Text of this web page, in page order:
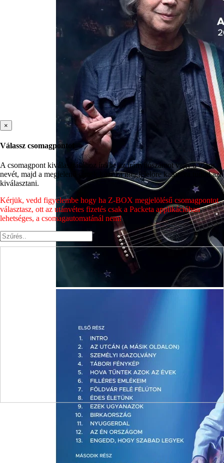
×
Válassz csomagpontot
A csomagpont kiválasztásához írd be az irányítószámot vagy a város
nevét, majd a megjelenő címek közül a megfelelőre kattintva tudod azt
kiválasztani.
Kérjük, vedd figyelembe hogy ha Z-BOX megjelölésű csomagpontot
választasz, ott az utánvétes fizetés csak a Packeta applikációban
lehetséges, a csomagautomatánál nem!